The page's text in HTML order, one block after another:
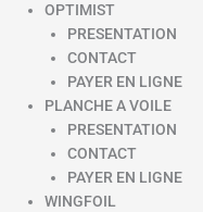
OPTIMIST
PRESENTATION
CONTACT
PAYER EN LIGNE
PLANCHE A VOILE
PRESENTATION
CONTACT
PAYER EN LIGNE
WINGFOIL